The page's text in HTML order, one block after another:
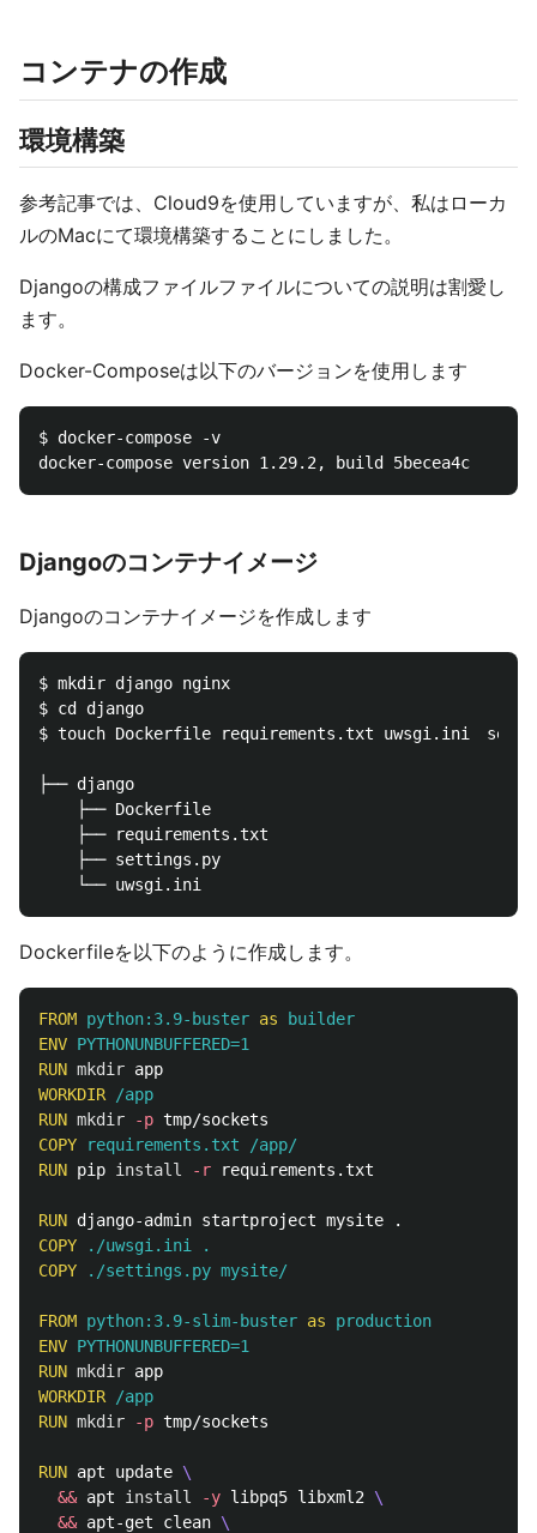
コンテナの作成
環境構築
参考記事では、Cloud9を使用していますが、私はローカ
ルのMacにて環境構築することにしました。
Djangoの構成ファイルファイルについての説明は割愛し
ます。
Docker-Composeは以下のバージョンを使用します
$ docker-compose -v
Djangoのコンテナイメージ
Djangoのコンテナイメージを作成します
$ mkdir django nginx
$ cd django
$ touch Dockerfile requirements.txt uwsgi.ini　
├── django
    ├── Dockerfile
    ├── requirements.txt
    ├── settings.py
Dockerfileを以下のように作成します。
FROM python:3.9-buster as
builder
ENV PYTHONUNBUFFERED=1
RUN mkdir
WORKDIR /app
RUN mkdir -p
COPY requirements.txt /app/
RUN pip install -r requirements.txt
RUN
COPY ./uwsgi.ini .
COPY ./settings.py mysite/
FROM python:3.9-slim-buster as
production
ENV PYTHONUNBUFFERED=1
RUN mkdir
WORKDIR /app
RUN mkdir -p tmp/sockets
RUN apt update
&& apt install -y libpq5 libxml2
&& apt-get clean